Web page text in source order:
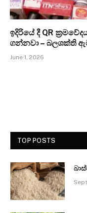
ඉදිරියේ දී QR
ගන්නවා – බලශක්ති
June 1, 2026
TOP POSTS